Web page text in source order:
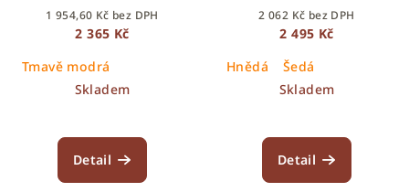
1 954,60 Kč bez DPH
2 365 Kč
Tmavě modrá
Skladem
Detail
2 062 Kč bez DPH
2 495 Kč
Hnědá
Šedá
Skladem
Detail